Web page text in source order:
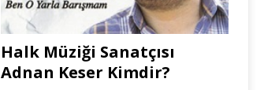
Halk Müziği Sanatçısı
Adnan Keser Kimdir?